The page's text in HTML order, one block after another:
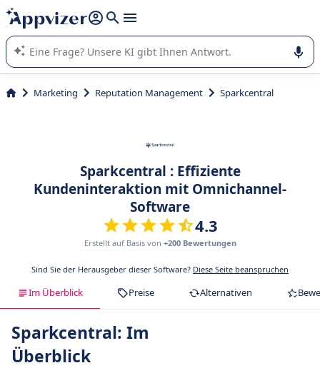
beantworten (mehrere Zeilen mit
Die KI von Appvizer führt Sie bei der Nutzung oder Auswahl
von SaaS-Software in Unternehmen.
Marketing Reputation Management Sparkcentral
Sparkcentral : Effiziente
Kundeninteraktion mit Omnichannel-
Software
4.3
Erstellt auf Basis von +200 Bewertungen
Sind Sie der Herausgeber dieser Software? Diese Seite beanspruchen
Im Überblick Preise Alternativen
Sparkcentral: Im
Überblick